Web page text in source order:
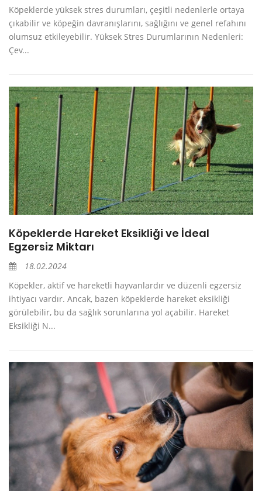
Köpeklerde yüksek stres durumları, çeşitli nedenlerle ortaya
çıkabilir ve köpeğin davranışlarını, sağlığını ve genel refahını
olumsuz etkileyebilir. Yüksek Stres Durumlarının Nedenleri:
Çev...
Köpeklerde Hareket Eksikliği ve İdeal
Egzersiz Miktarı
18.02.2024
Köpekler, aktif ve hareketli hayvanlardır ve düzenli egzersiz
ihtiyacı vardır. Ancak, bazen köpeklerde hareket eksikliği
görülebilir, bu da sağlık sorunlarına yol açabilir. Hareket
Eksikliği N...